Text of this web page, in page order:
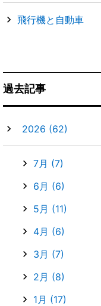
飛行機と自動車
過去記事
2026 (62)
7月 (7)
6月 (6)
5月 (11)
4月 (6)
3月 (7)
2月 (8)
1月 (17)